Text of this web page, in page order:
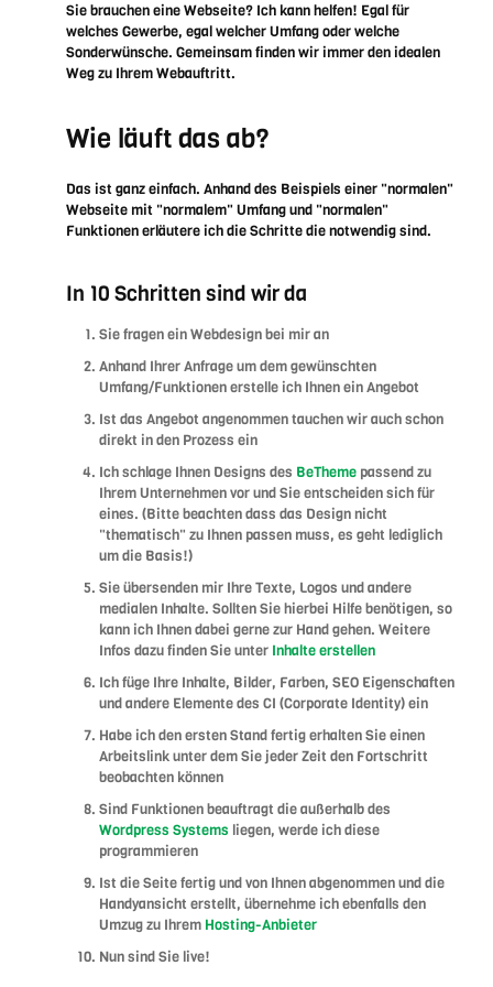
Sie brauchen eine Webseite? Ich kann helfen! Egal für
welches Gewerbe, egal welcher Umfang oder welche
Sonderwünsche. Gemeinsam finden wir immer den idealen
Weg zu Ihrem Webauftritt.
Wie läuft das ab?
Das ist ganz einfach. Anhand des Beispiels einer "normalen"
Webseite mit "normalem" Umfang und "normalen"
Funktionen erläutere ich die Schritte die notwendig sind.
In 10 Schritten sind wir da
Sie fragen ein Webdesign bei mir an
Anhand Ihrer Anfrage um dem gewünschten
Umfang/Funktionen erstelle ich Ihnen ein Angebot
Ist das Angebot angenommen tauchen wir auch schon
direkt in den Prozess ein
Ich schlage Ihnen Designs des BeThemepassend zu
Ihrem Unternehmen vor und Sie entscheiden sich für
eines. (Bitte beachten dass das Design nicht
"thematisch" zu Ihnen passen muss, es geht lediglich
um die Basis!)
Sie übersenden mir Ihre Texte, Logos und andere
medialen Inhalte. Sollten Sie hierbei Hilfe benötigen, so
kann ich Ihnen dabei gerne zur Hand gehen. Weitere
Infos dazu finden Sie unter Inhalte erstellen
Ich füge Ihre Inhalte, Bilder, Farben, SEO Eigenschaften
und andere Elemente des CI (Corporate Identity) ein
Habe ich den ersten Stand fertig erhalten Sie einen
Arbeitslink unter dem Sie jeder Zeit den Fortschritt
beobachten können
Sind Funktionen beauftragt die außerhalb des
Wordpress Systems liegen, werde ich diese
programmieren
Ist die Seite fertig und von Ihnen abgenommen und die
Handyansicht erstellt, übernehme ich ebenfalls den
Umzug zu Ihrem Hosting-Anbieter
Nun sind Sie live!